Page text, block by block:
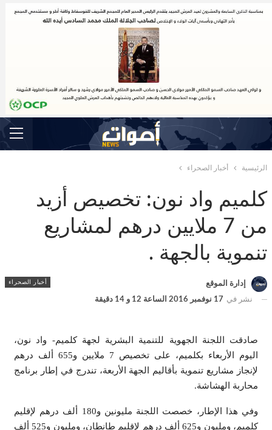
الرئيسية أخبار الصحراء
كلميم واد نون: تخصيص أزيد
من 7 ملايين درهم لمشاريع
تنموية بالجهة .
أخبار الصحراء إدارة الموقع
نشر في 17 نوفمبر 2016 الساعة 12 و 14 دقيقة
صادقت اللجنة الجهوية للتنمية البشرية لجهة كلميم- واد نون،
اليوم الأربعاء بكلميم، على تخصيص 7 ملايين و655 ألف درهم
لإنجاز مشاريع تنموية بأقاليم الجهة الأربعة، تندرج في إطار برنامج
محاربة الهشاشة.
وفي هذا الإطار، خصصت اللجنة مليونين و180 ألف درهم لإقليم
كلميم، ومليون و625 ألف درهم لإقليم طانطان، ومليون و525 ألف